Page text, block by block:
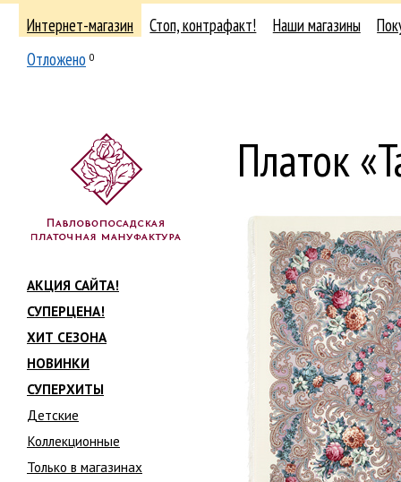
Интернет-магазин Стоп, контрафакт! Наши магазины
Отложено 0
АКЦИЯ САЙТА!
СУПЕРЦЕНА!
ХИТ СЕЗОНА
НОВИНКИ
СУПЕРХИТЫ
Детские
Коллекционные
Только в магазинах
Платок